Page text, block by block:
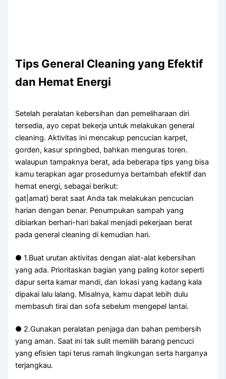
Tips General Cleaning yang Efektif
dan Hemat Energi
Setelah peralatan kebersihan dan pemeliharaan diri
tersedia, ayo cepat bekerja untuk melakukan general
cleaning. Aktivitas ini mencakup pencucian karpet,
gorden, kasur springbed, bahkan menguras toren.
walaupun tampaknya berat, ada beberapa tips yang bisa
kamu terapkan agar prosedurnya bertambah efektif dan
hemat energi, sebagai berikut:
gat|amat} berat saat Anda tak melakukan pencucian
harian dengan benar. Penumpukan sampah yang
dibiarkan berhari-hari bakal menjadi pekerjaan berat
pada general cleaning di kemudian hari.
● 1.Buat urutan aktivitas dengan alat-alat kebersihan
yang ada. Prioritaskan bagian yang paling kotor seperti
dapur serta kamar mandi, dan lokasi yang kadang kala
dipakai lalu lalang. Misalnya, kamu dapat lebih dulu
membasuh tirai dan sofa sebelum mengepel lantai.
● 2.Gunakan peralatan penjaga dan bahan pembersih
yang aman. Saat ini tak sulit memilih barang pencuci
yang efisien tapi terus ramah lingkungan serta harganya
terjangkau.